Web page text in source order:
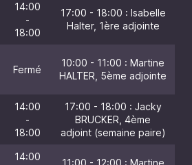
14:00
-
18:00
17:00 - 18:00 : Isabelle
Halter, 1ère adjointe
Fermé
10:00 - 11:00 : Martine
HALTER, 5ème adjointe
14:00
-
18:00
17:00 - 18:00 : Jacky
BRUCKER, 4ème
adjoint (semaine paire)
14:00
11:00 - 12:00 : Martine